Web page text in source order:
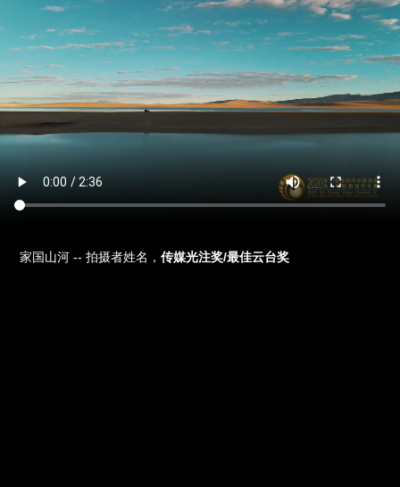
家国山河 -- 拍摄者姓名，传媒光注奖/最佳云台奖